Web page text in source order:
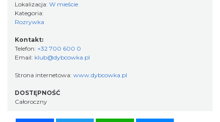
Lokalizacja: W mieście
Kategoria:
Rozrywka
Kontakt:
Telefon: +32 700 600 0
Email: klub@dybcowka.pl
Strona internetowa: www.dybcowka.pl
DOSTĘPNOŚĆ
Całoroczny